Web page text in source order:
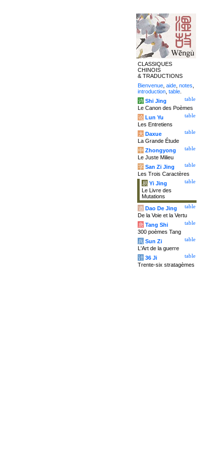
CLASSIQUES
CHINOIS
& TRADUCTIONS
Bienvenue aide notes
introduction table
table
诗 Shi Jing
Le Canon des Poèmes
table
论 Lun Yu
Les Entretiens
table
大 Daxue
La Grande Étude
table
中 Zhongyong
Le Juste Milieu
table
字 San Zi Jing
Les Trois Caractères
table
易 Yi Jing
Le Livre des
Mutations
table
道 Dao De Jing
De la Voie et la Vertu
table
唐 Tang Shi
300 poèmes Tang
table
兵 Sun Zi
L'Art de la guerre
table
计 36 Ji
Trente-six stratagèmes